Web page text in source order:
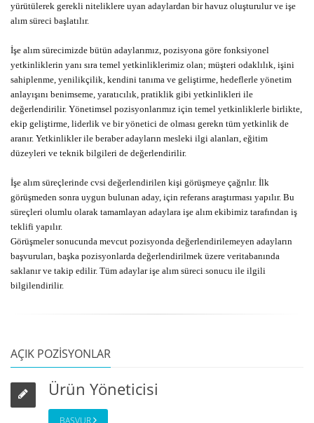
yürütülerek gerekli niteliklere uyan adaylardan bir havuz oluşturulur ve işe
alım süreci başlatılır.
İşe alım sürecimizde bütün adaylarımız, pozisyona göre fonksiyonel
yetkinliklerin yanı sıra temel yetkinliklerimiz olan; müşteri odaklılık, işini
sahiplenme, yenilikçilik, kendini tanıma ve geliştirme, hedeflerle yönetim
anlayışını benimseme, yaratıcılık, pratiklik gibi yetkinlikleri ile
değerlendirilir. Yönetimsel pozisyonlarımız için temel yetkinliklerle birlikte,
ekip geliştirme, liderlik ve bir yönetici de olması gerekn tüm yetkinlik de
aranır. Yetkinlikler ile beraber adayların mesleki ilgi alanları, eğitim
düzeyleri ve teknik bilgileri de değerlendirilir.
İşe alım süreçlerinde cvsi değerlendirilen kişi görüşmeye çağrılır. İlk
görüşmeden sonra uygun bulunan aday, için referans araştırması yapılır. Bu
süreçleri olumlu olarak tamamlayan adaylara işe alım ekibimiz tarafından iş
teklifi yapılır.
Görüşmeler sonucunda mevcut pozisyonda değerlendirilemeyen adayların
başvuruları, başka pozisyonlarda değerlendirilmek üzere veritabanında
saklanır ve takip edilir. Tüm adaylar işe alım süreci sonucu ile ilgili
bilgilendirilir.
AÇIK POZİSYONLAR
Ürün Yöneticisi
BAŞVUR